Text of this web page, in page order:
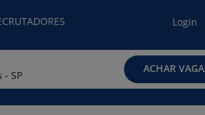
Login
ACHAR